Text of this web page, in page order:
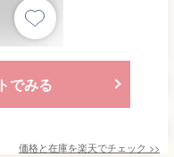
でみる
価格と在庫を楽天でチェック >>